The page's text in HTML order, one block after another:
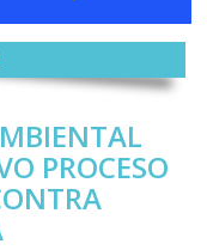
PROCESO